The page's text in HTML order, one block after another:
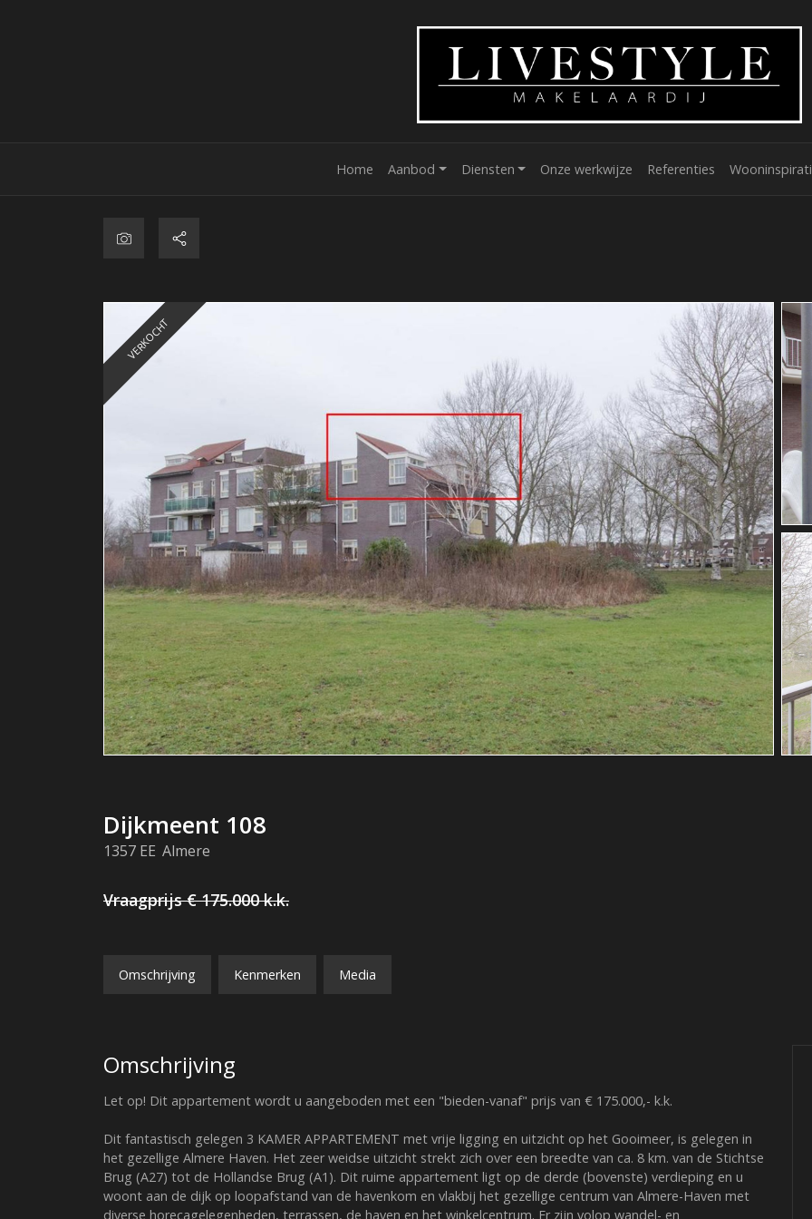
Home Aanbod Diensten Onze werkwijze Referenties
VERKOCHT
Dijkmeent 108
1357 EE Almere
Vraagprijs€ 175.000k.k.
Omschrijving Kenmerken Media
Omschrijving
Let op! Dit appartement wordt u aangeboden met een "bieden-vanaf" prijs van € 175.000,- k.k.
Dit fantastisch gelegen 3 KAMER APPARTEMENT met vrije ligging en uitzicht op het Gooimeer, is gelegen in
het gezellige Almere Haven. Het zeer weidse uitzicht strekt zich over een breedte van ca. 8 km. van de Stichtse
Brug (A27) tot de Hollandse Brug (A1). Dit ruime appartement ligt op de derde (bovenste) verdieping en u
woont aan de dijk op loopafstand van de havenkom en vlakbij het gezellige centrum van Almere-Haven met
diverse horecagelegenheden, terrassen, de haven en het winkelcentrum. Er zijn volop wandel- en